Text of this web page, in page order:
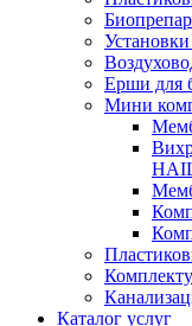
Ерши для
Мини
Каталог услуг